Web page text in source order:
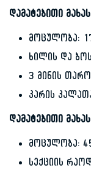
დამატებითი
მოცულობა:
ხილის და
3 მინის თარო
კარის
დამატებითი
მოცულობა:
სექციის